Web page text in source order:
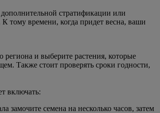
стратификации или
тому времени, когда придет весна, ваши
региона и выберите растения, которые
Также стоит проверять сроки годности,
включать:
замочите семена на несколько часов, затем